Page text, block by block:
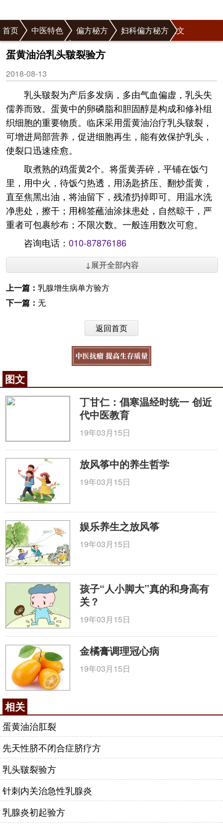
首页 中医特色 偏方秘方
妇科偏方秘方
乳腺病偏方秘方
正文
蛋黄油治乳头皲裂验方
2018-08-13
乳头皲裂为产后多发病，多由气血偏虚，乳头失
儒养而致。蛋黄中的卵磷脂和胆固醇是构成和修补组
织细胞的重要物质。临床采用蛋黄油治疗乳头皲裂，
可增进局部营养，促进细胞再生，能有效保护乳头，
使裂口迅速痊愈。
取煮熟的鸡蛋黄2个。将蛋黄弄碎，平铺在饭勺
里，用中火，待饭勺热透，用汤匙挤压、翻炒蛋黄，
直至焦黑出油，将油留下，残渣扔掉即可。用温水洗
净患处，擦干；用棉签蘸油涂抹患处，自然晾干，严
重者可包裹纱布；不限次数。一般连用数次可愈。
咨询电话： 010-87876186
↓展开全部内容
上一篇： 乳腺增生病单方验方
下一篇： 无
返回首页
图文
丁甘仁：倡寒温经时统一 创近
代中医教育
19年03月15日
放风筝中的养生哲学
19年03月15日
娱乐养生之放风筝
19年03月15日
孩子“人小脚大”真的和身高有
关？
19年03月15日
金橘膏调理冠心病
19年03月15日
相关
蛋黄油治肛裂
先天性脐不闭合症脐疗方
乳头皲裂验方
针刺内关治急性乳腺炎
乳腺炎初起验方